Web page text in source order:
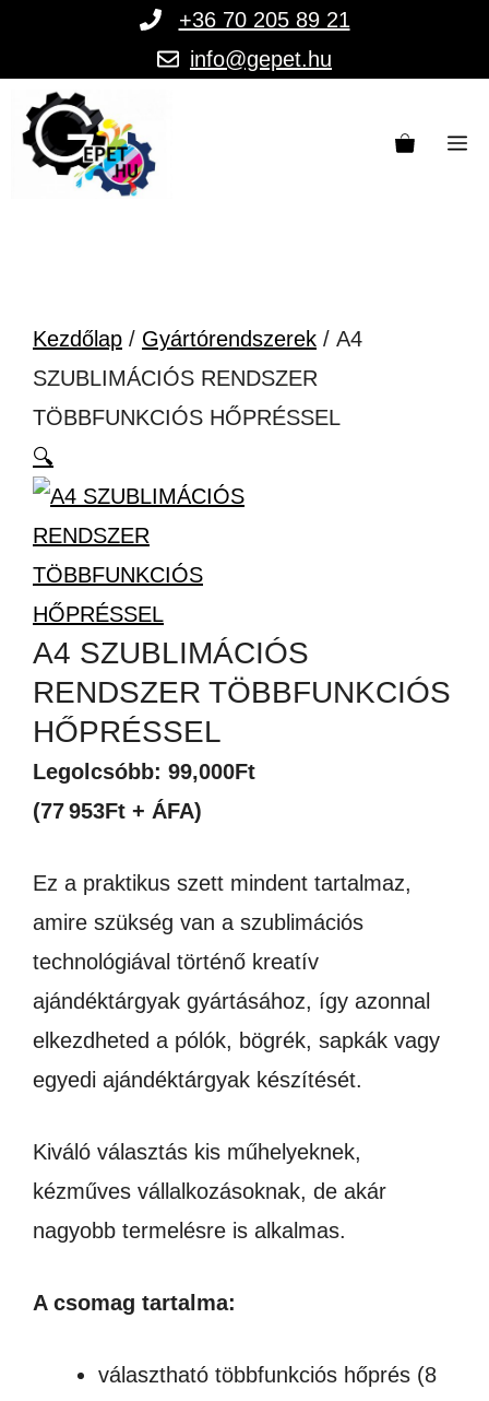
tartalomba
+36 70 205 89 21
info@gepet.hu
Kezdőlap / Gyártórendszerek / A4
SZUBLIMÁCIÓS RENDSZER
TÖBBFUNKCIÓS HŐPRÉSSEL
🔍
A4 SZUBLIMÁCIÓS
RENDSZER TÖBBFUNKCIÓS
HŐPRÉSSEL
Legolcsóbb: 99,000Ft
(77 953Ft + ÁFA)
Ez a praktikus szett mindent tartalmaz,
amire szükség van a szublimációs
technológiával történő kreatív
ajándéktárgyak gyártásához, így azonnal
elkezdheted a pólók, bögrék, sapkák vagy
egyedi ajándéktárgyak készítését.
Kiváló választás kis műhelyeknek,
kézműves vállalkozásoknak, de akár
nagyobb termelésre is alkalmas.
A csomag tartalma:
választható többfunkciós hőprés (8